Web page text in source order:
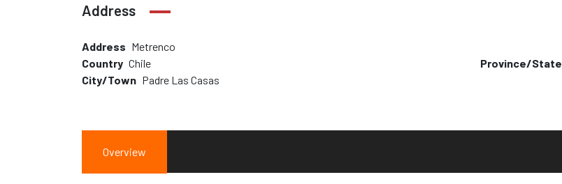
Address
Address Metrenco
Country Chile Province/State
City/Town Padre Las Casas
Overview